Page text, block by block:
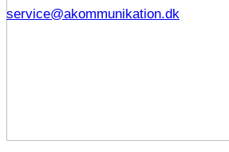
service@akommunikation.dk